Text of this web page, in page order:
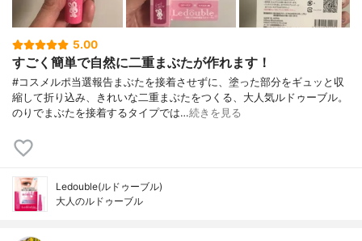
5.00
すごく簡単で自然に二重まぶたが作れます！
#コスメルポ当選報告まぶたを接着させずに、塗った部分をギュッと収
縮して折り込み、きれいな二重まぶたをつくる、大人気ルドゥーブル。
のりでまぶたを接着するタイプでは…続きを見る
Ledouble(ルドゥーブル)
大人のルドゥーブル